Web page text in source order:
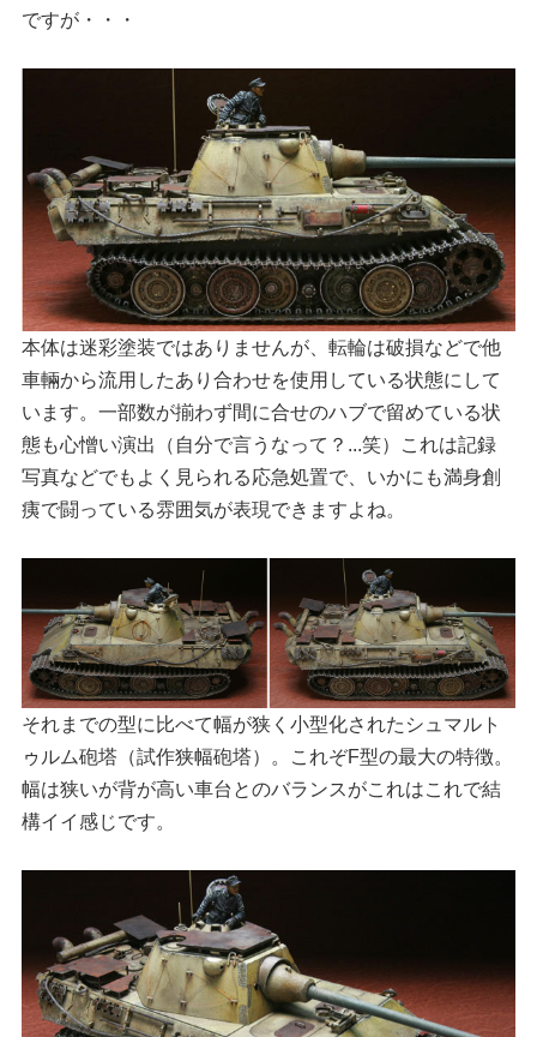
ですが・・・
本体は迷彩塗装ではありませんが、転輪は破損などで他
車輛から流用したあり合わせを使用している状態にして
います。一部数が揃わず間に合せのハブで留めている状
態も心憎い演出（自分で言うなって？...笑）これは記録
写真などでもよく見られる応急処置で、いかにも満身創
痍で闘っている雰囲気が表現できますよね。
それまでの型に比べて幅が狭く小型化されたシュマルト
ゥルム砲塔（試作狭幅砲塔）。これぞF型の最大の特徴。
幅は狭いが背が高い車台とのバランスがこれはこれで結
構イイ感じです。